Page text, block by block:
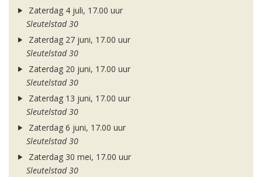
Zaterdag 4 juli, 17.00 uur
Sleutelstad 30
Zaterdag 27 juni, 17.00 uur
Sleutelstad 30
Zaterdag 20 juni, 17.00 uur
Sleutelstad 30
Zaterdag 13 juni, 17.00 uur
Sleutelstad 30
Zaterdag 6 juni, 17.00 uur
Sleutelstad 30
Zaterdag 30 mei, 17.00 uur
Sleutelstad 30